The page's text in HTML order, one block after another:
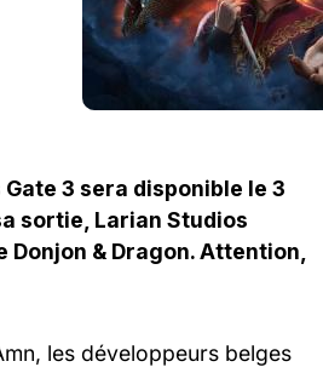
3 sera disponible le 3
sortie, Larian Studios
& Dragon. Attention,
les développeurs belges